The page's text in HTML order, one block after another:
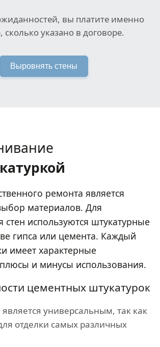
вы платите именно
сколько указано в договоре.
Выровнять стены
ремонта является
материалов. Для
используются штукатурные
гипса или цемента. Каждый
имеет характерные
и минусы использования.
цементных штукатурок
универсальным, так как
отделки самых различных